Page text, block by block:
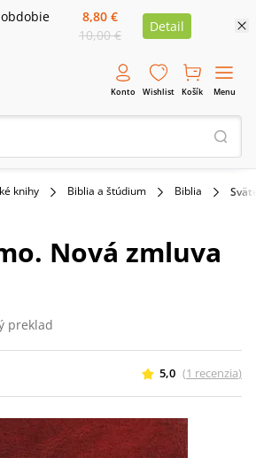
8,80 €
10,00 €
Detail
Konto Wishlist Košík Menu
knihy Biblia a štúdium Biblia
Nová zmluva
preklad
5,0 (1 recenzia)